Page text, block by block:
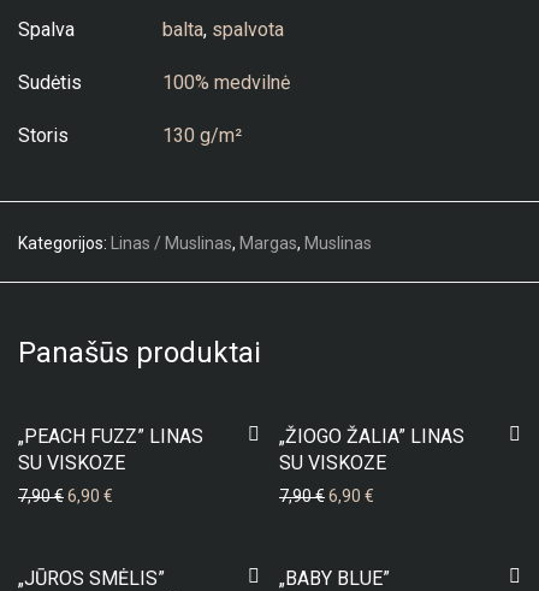
Spalva balta, spalvota
Sudėtis 100% medvilnė
Storis 130 g/m²
Kategorijos: Linas / Muslinas, Margas, Muslinas
Panašūs produktai
„PEACH FUZZ” LINAS
SU VISKOZE
7,90€Original price was: 7,90 €.
6,90 € Current price is: 6,90 €.
„ŽIOGO ŽALIA” LINAS
SU VISKOZE
7,90€Original price was: 7,90 €.
6,90 €
„JŪROS SMĖLIS”
„BABY BLUE”